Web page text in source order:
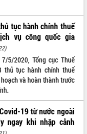
tục hành chính thuế
vụ công quốc gia
5/2020, Tổng cục Thuế
thủ tục hành chính thuế
và hoàn thành trước
19 từ nước ngoài
ngay khi nhập cảnh